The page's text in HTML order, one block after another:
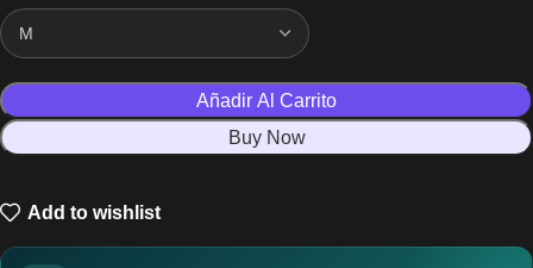
Añadir Al Carrito
Buy Now
Add to wishlist